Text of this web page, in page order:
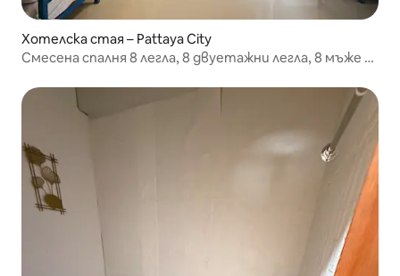
Хотелска стая – Pattaya City
Смесена спалня 8 легла, 8 двуетажни легла, 8 мъже и